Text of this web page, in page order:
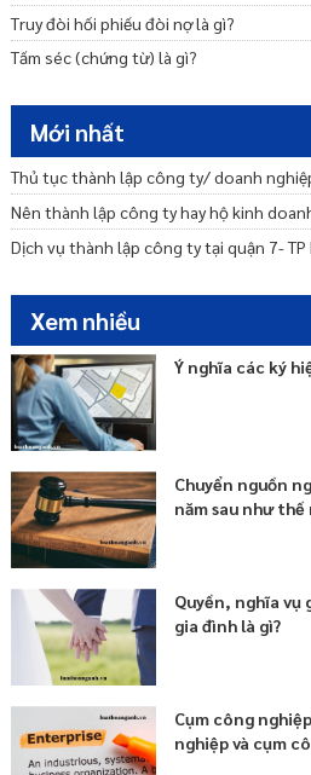
Truy đòi hối phiếu đòi nợ là gì?
Tấm séc (chứng từ) là gì?
Mới nhất
Thủ tục thành lập công ty/ doanh
Nên thành lập công ty hay hộ kinh
Dịch vụ thành lập công ty tại quận 7- TP
Xem nhiều
Ý nghĩa các ký
Chuyển nguồn
năm sau như thế
Quyền, nghĩa
gia đình là gì?
Cụm công
nghiệp và cụm